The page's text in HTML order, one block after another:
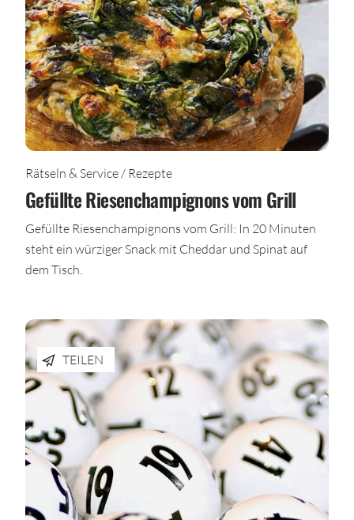
Rätseln & Service / Rezepte
Gefüllte Riesenchampignons vom Grill
Gefüllte Riesenchampignons vom Grill: In 20 Minuten
steht ein würziger Snack mit Cheddar und Spinat auf
dem Tisch.
TEILEN